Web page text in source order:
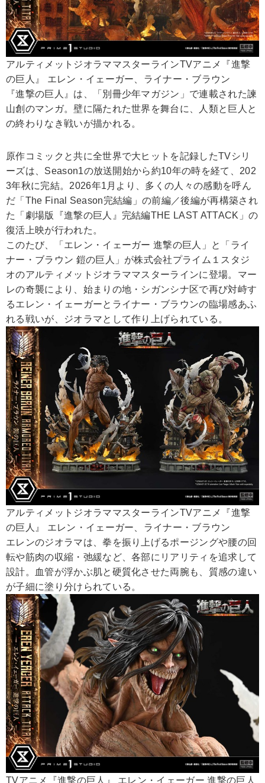
アルティメットジオラママスターラインTVアニメ『進撃
の巨人』 エレン・イェーガー、ライナー・ブラウン
『進撃の巨人』は、「別冊少年マガジン」で連載された諫
山創のマンガ。壁に隔たれた世界を舞台に、人類と巨人と
の終わりなき戦いが描かれる。
原作コミックと共に全世界で大ヒットを記録したTVシリ
ーズは、Season1の放送開始から約10年の時を経て、202
3年秋に完結。2026年1月より、多くの人々の感動を呼ん
だ「The Final Season完結編」の前編／後編が再構築され
た「劇場版『進撃の巨人』完結編THE LAST ATTACK」の
復活上映が行われた。
このたび、「エレン・イェーガー 進撃の巨人」と「ライ
ナー・ブラウン 鎧の巨人」が株式会社プライム１スタジ
オのアルティメットジオラママスターラインに登場。マー
レの奇襲により、始まりの地・シガンシナ区で再び対峙す
るエレン・イェーガーとライナー・ブラウンの臨場感あふ
れる戦いが、ジオラマとして作り上げられている。
アルティメットジオラママスターラインTVアニメ『進撃
の巨人』 エレン・イェーガー、ライナー・ブラウン
エレンのジオラマは、拳を振り上げるポージングや腰の回
転や筋肉の収縮・弛緩など、各部にリアリティを追求して
設計。血管が浮かぶ肌と硬質化させた両腕も、質感の違い
が子細に塗り分けられている。
TVアニメ『進撃の巨人』 エレン・イェーガー 進撃の巨人